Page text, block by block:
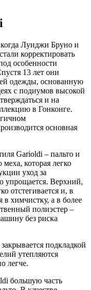
когда Луиджи Бруно и
корректировать
особенности
13 лет они
одежды, основанную
с подиумов высокой
и на
в Гонконге.
основная
Garioldi – пальто и
которая легко
уход за
упрощается. Верхний,
отстегивается и, в
в химчистку, а в более
полиэстер –
без риска
подкладкой
утепляются
легче.
большую часть